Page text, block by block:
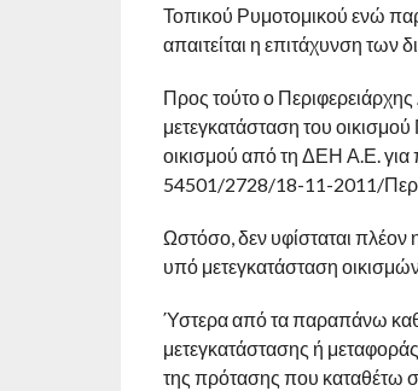
Τοπικού Ρυμοτομικού ενώ
απαιτείται η επιτάχυνση
Προς τούτο ο
μετεγκατάσταση του
οικισμού από τη ΔΕΗ Α.Ε. για
54501/2728/18-11-2011/
Ωστόσο, δεν υφίσταται
υπό μετεγκατάσταση
Ύστερα από τα παραπάνω
μετεγκατάστασης ή
της πρότασης που καταθέτω